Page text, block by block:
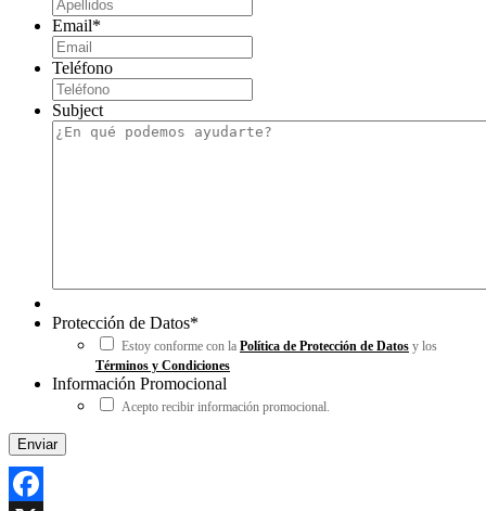
Email*
Teléfono
Subject
Protección de Datos*
Estoy conforme con la Política de Protección de Datos y los
Términos y Condiciones
Información Promocional
Acepto recibir información promocional.